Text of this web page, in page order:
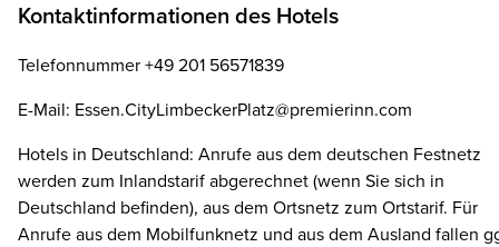
Kontaktinformationen des Hotels
Telefonnummer +49 201 56571839
E-Mail: Essen.CityLimbeckerPlatz@premierinn.com
Hotels in Deutschland: Anrufe aus dem deutschen Festnetz
werden zum Inlandstarif abgerechnet (wenn Sie sich in
Deutschland befinden), aus dem Ortsnetz zum Ortstarif. Für
Anrufe aus dem Mobilfunknetz und aus dem Ausland fallen